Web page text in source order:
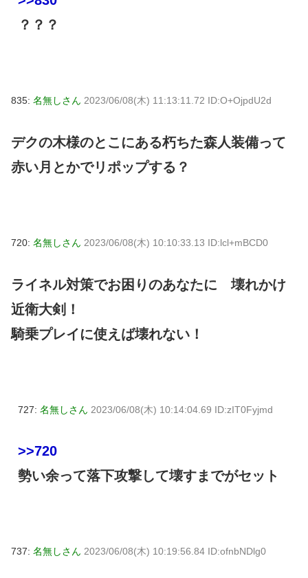
？？？
835: 名無しさん 2023/06/08(木) 11:13:11.72 ID:O+OjpdU2d
デクの木様のとこにある朽ちた森人装備って
赤い月とかでリポップする？
720: 名無しさん 2023/06/08(木) 10:10:33.13 ID:lcl+mBCD0
ライネル対策でお困りのあなたに 壊れかけ
近衛大剣！
騎乗プレイに使えば壊れない！
727: 名無しさん 2023/06/08(木) 10:14:04.69 ID:zIT0Fyjmd
>>720
勢い余って落下攻撃して壊すまでがセット
737: 名無しさん 2023/06/08(木) 10:19:56.84 ID:ofnbNDlg0